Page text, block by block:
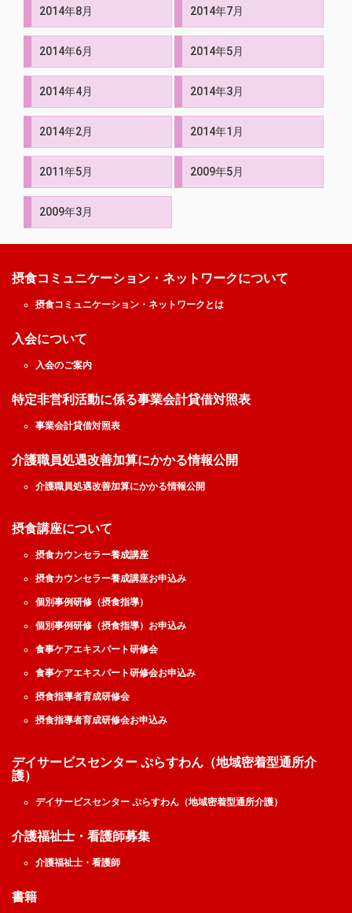
2014年8月 2014年7月
2014年6月 2014年5月
2014年4月 2014年3月
2014年2月 2014年1月
2011年5月 2009年5月
2009年3月
摂食コミュニケーション・ネットワークについて
摂食コミュニケーション・ネットワークとは
入会について
入会のご案内
特定非営利活動に係る事業会計貸借対照表
事業会計貸借対照表
介護職員処遇改善加算にかかる情報公開
介護職員処遇改善加算にかかる情報公開
摂食講座について
摂食カウンセラー養成講座
摂食カウンセラー養成講座お申込み
個別事例研修（摂食指導）
個別事例研修（摂食指導）お申込み
食事ケアエキスパート研修会
食事ケアエキスパート研修会お申込み
摂食指導者育成研修会
摂食指導者育成研修会お申込み
デイサービスセンター ぷらすわん（地域密着型通所介
護）
デイサービスセンター ぷらすわん（地域密着型通所介護）
介護福祉士・看護師募集
介護福祉士・看護師
書籍